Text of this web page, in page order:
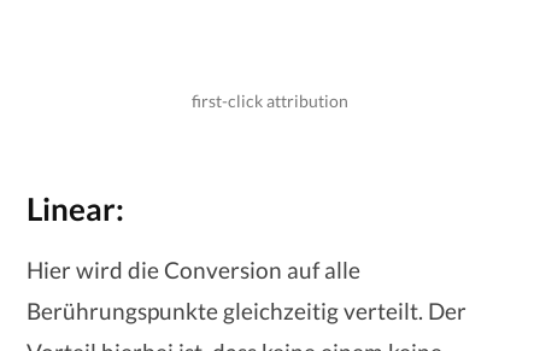
first-click attribution
Linear:
Hier wird die Conversion auf alle
Berührungspunkte gleichzeitig verteilt. Der